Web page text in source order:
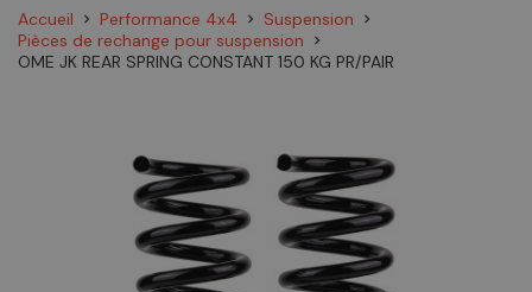
Accueil chevron_right Performance 4x4 chevron_right Suspension chevron_right
Pièces de rechange pour suspension chevron_right
OME JK REAR SPRING CONSTANT 150 KG PR/PAIR